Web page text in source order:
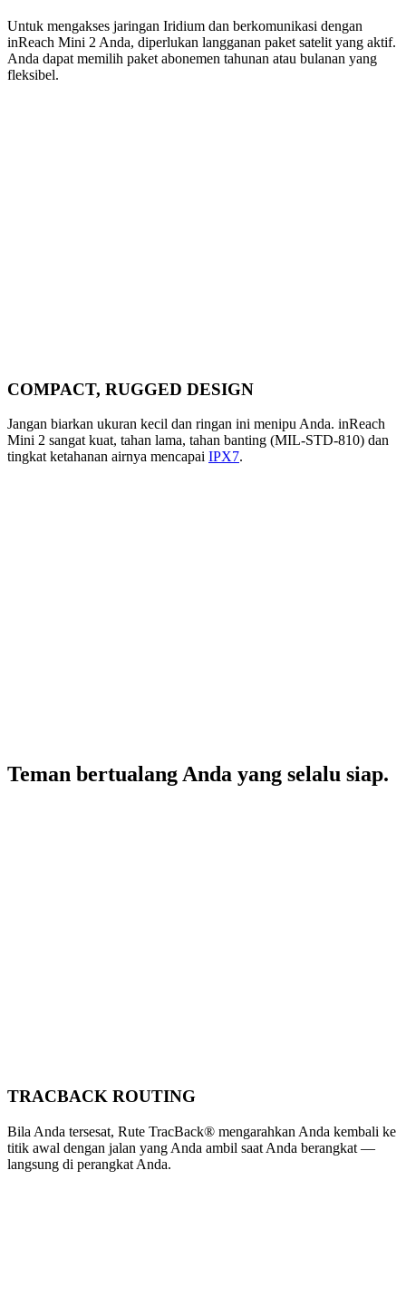
Untuk mengakses jaringan Iridium dan berkomunikasi dengan
inReach Mini 2 Anda, diperlukan langganan paket satelit yang aktif.
Anda dapat memilih paket abonemen tahunan atau bulanan yang
fleksibel.
COMPACT, RUGGED DESIGN
Jangan biarkan ukuran kecil dan ringan ini menipu Anda. inReach
Mini 2 sangat kuat, tahan lama, tahan banting (MIL-STD-810) dan
tingkat ketahanan airnya mencapai IPX7.
Teman bertualang Anda yang selalu siap.
TRACBACK ROUTING
Bila Anda tersesat, Rute TracBack® mengarahkan Anda kembali ke
titik awal dengan jalan yang Anda ambil saat Anda berangkat —
langsung di perangkat Anda.